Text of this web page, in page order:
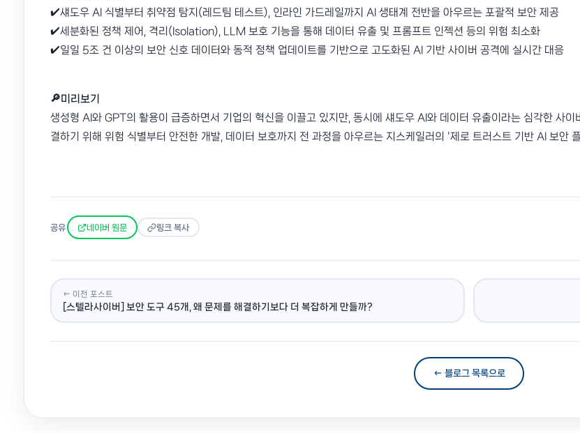
✔️섀도우 AI 식별부터 취약점 탐지(레드팀 테스트), 인라인 가드레일까지 AI 생태계 전반을 아우르는 포괄적 보안 제공
✔️세분화된 정책 제어, 격리(Isolation), LLM 보호 기능을 통해 데이터 유출 및 프롬프트 인젝션 등의 위험 최소화
✔️일일 5조 건 이상의 보안 신호 데이터와 동적 정책 업데이트를 기반으로 고도화된 AI 기반 사이버 공격에 실시간 대응
🔎미리보기
생성형 AI와 GPT의 활용이 급증하면서 기업의 혁신을 이끌고 있지만, 동시에 섀도우 AI와 데이터 유출이라는 심각한 사
결하기 위해 위험 식별부터 안전한 개발, 데이터 보호까지 전 과정을 아우르는 지스케일러의 '제로 트러스트 기반 AI 보안
공유 네이버 원문 링크 복사
← 이전 포스트
[스텔라사이버] 보안 도구 45개, 왜 문제를 해결하기보다 더 복잡하게 만들까?
← 블로그 목록으로